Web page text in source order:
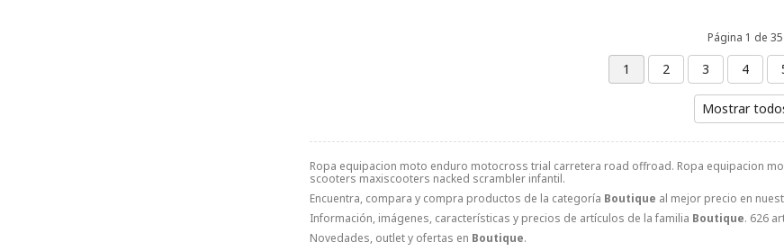
Ropa equipacion moto enduro motocross trial carretera road offroad. Ropa equipacion
scooters maxiscooters nacked scrambler infantil.
Encuentra, compara y compra productos de la categoría Boutique al mejor precio en
Información, imágenes, características y precios de artículos de la familia Boutique. 626
Novedades, outlet y ofertas en Boutique.
Página 1 de 35
1 2 3 4
Mostrar